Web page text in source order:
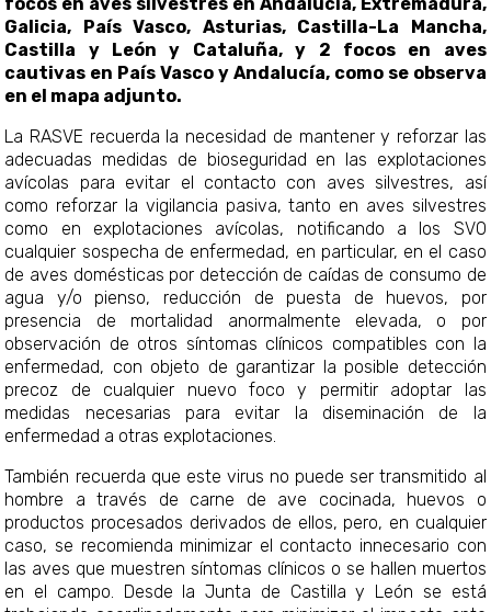
Galicia, País Vasco, Asturias, Castilla-La Mancha,
Castilla y León y Cataluña, y 2 focos en aves
cautivas en País Vasco y Andalucía, como se observa
en el mapa adjunto.
La RASVE recuerda la necesidad de mantener y reforzar las
adecuadas medidas de bioseguridad en las explotaciones
avícolas para evitar el contacto con aves silvestres, así
como reforzar la vigilancia pasiva, tanto en aves silvestres
como en explotaciones avícolas, notificando a los SVO
cualquier sospecha de enfermedad, en particular, en el caso
de aves domésticas por detección de caídas de consumo de
agua y/o pienso, reducción de puesta de huevos, por
presencia de mortalidad anormalmente elevada, o por
observación de otros síntomas clínicos compatibles con la
enfermedad, con objeto de garantizar la posible detección
precoz de cualquier nuevo foco y permitir adoptar las
medidas necesarias para evitar la diseminación de la
enfermedad a otras explotaciones.
También recuerda que este virus no puede ser transmitido al
hombre a través de carne de ave cocinada, huevos o
productos procesados derivados de ellos, pero, en cualquier
caso, se recomienda minimizar el contacto innecesario con
las aves que muestren síntomas clínicos o se hallen muertos
en el campo. Desde la Junta de Castilla y León se est